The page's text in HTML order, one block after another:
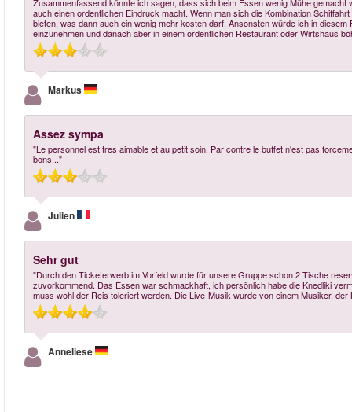
auch einen ordentlichen Eindruck macht. Wenn man sich die Kombination
bieten, was dann auch ein wenig mehr kosten darf. Ansonsten würde ich in
einzunehmen und danach aber in einem ordentlichen Restaurant oder Wirtshaus
Markus
Assez sympa
"Le personnel est tres aimable et au petit soin. Par contre le buffet n'est pas
bons..."
Julien
Sehr gut
"Durch den Ticketerwerb im Vorfeld wurde für unsere Gruppe schon 2 Tische
zuvorkommend. Das Essen war schmackhaft, ich persönlich habe die Knedliki
muss wohl der Reis toleriert werden. Die Live-Musik wurde von einem Musiker,
Anneliese